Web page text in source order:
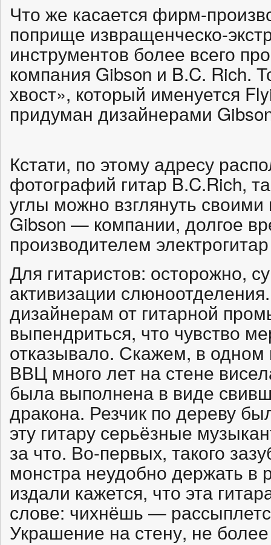
Что же касается фирм-
поприще извращенческо-
инструментов более всего
компания Gibson и B.C. Rich.
хвост», который именуется
придуман дизайнерами
Кстати, по этому адресу
фотографий гитар B.C.Rich,
углы можно взглянуть
Gibson — компании, долгое
производителем
Для гитаристов: осторожно,
активизации
дизайнерам от гитарной
выпендриться, что чувство
отказывало. Скажем, в
ВВЦ много лет на стене
была выполнена в виде
дракона. Резчик по дереву
эту гитару серьёзные
за что. Во-первых, такого
монстра неудобно держать в
издали кажется, что эта
слове: чихнёшь —
Украшение на стену, не более